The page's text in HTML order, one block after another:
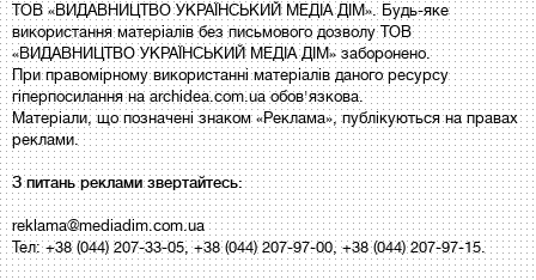
ТОВ «ВИДАВНИЦТВО УКРАЇНСЬКИЙ МЕДІА ДІМ». Будь-яке
використання матеріалів без письмового дозволу ТОВ
«ВИДАВНИЦТВО УКРАЇНСЬКИЙ МЕДІА ДІМ» заборонено.
При правомірному використанні матеріалів даного ресурсу
гіперпосилання на archidea.com.ua обов'язкова.
Матеріали, що позначені знаком «Реклама», публікуються на правах
реклами.
З питань реклами звертайтесь:
reklama@mediadim.com.ua
Тел: +38 (044) 207-33-05, +38 (044) 207-97-00, +38 (044) 207-97-15.